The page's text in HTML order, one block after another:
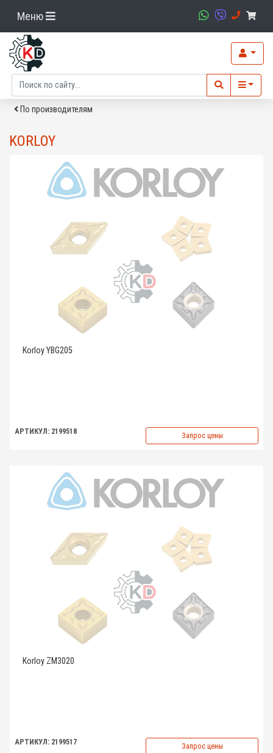
Меню
По производителям
KORLOY
Korloy YBG205
АРТИКУЛ: 2199518 Запрос цены
Korloy ZM3020
АРТИКУЛ: 2199517 Запрос цены